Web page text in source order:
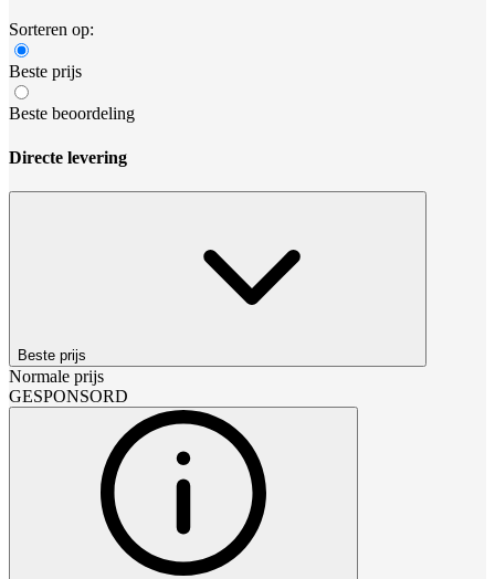
Sorteren op:
Beste prijs
Beste beoordeling
Directe levering
Beste prijs
Normale prijs
GESPONSORD